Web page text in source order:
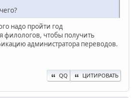
надо пройти год
филологов, чтобы получить
администратора переводов.
QQ ЦИТИРОВАТЬ